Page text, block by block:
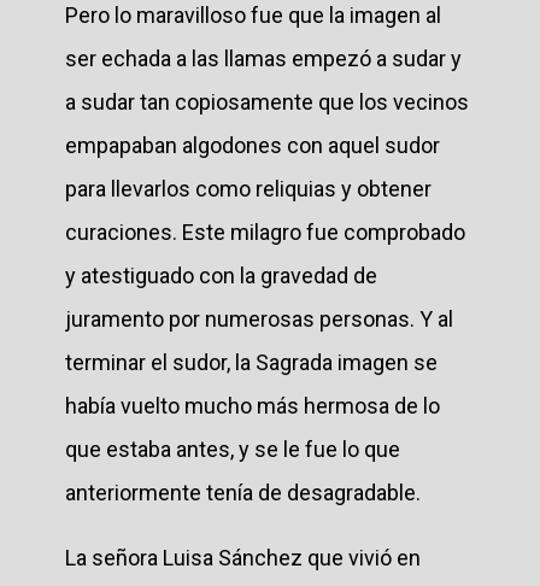
Pero lo maravilloso fue que la imagen al
ser echada a las llamas empezó a sudar y
a sudar tan copiosamente que los vecinos
empapaban algodones con aquel sudor
para llevarlos como reliquias y obtener
curaciones. Este milagro fue comprobado
y atestiguado con la gravedad de
juramento por numerosas personas. Y al
terminar el sudor, la Sagrada imagen se
había vuelto mucho más hermosa de lo
que estaba antes, y se le fue lo que
anteriormente tenía de desagradable.
La señora Luisa Sánchez que vivió en